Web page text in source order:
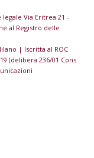
Via Eritrea 21 -
al Registro delle
| Iscritta al ROC
(delibera 236/01 Cons